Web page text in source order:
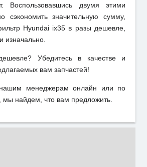
Воспользовавшись двумя этими
сэкономить значительную сумму,
Hyundai ix35 в разы дешевле,
изначально.
Убедитесь в качестве и
вам запчастей!
менеджерам онлайн или по
мы найдем, что вам предложить.